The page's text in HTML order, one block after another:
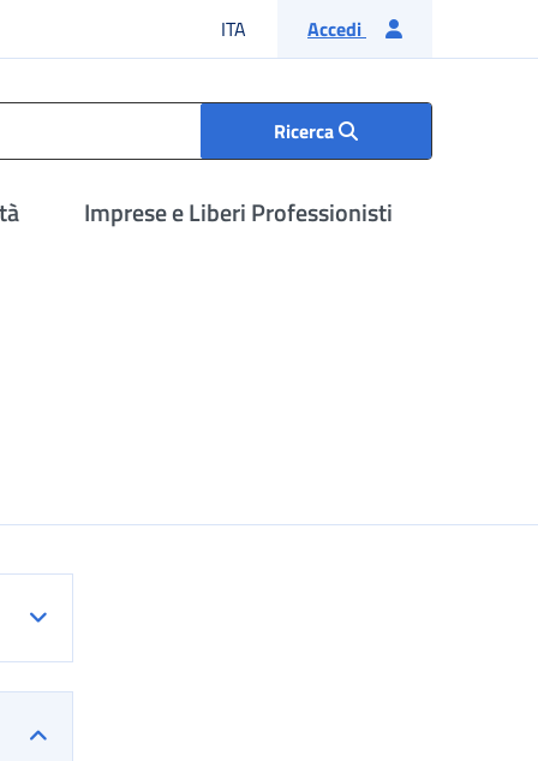
ITA Lingua italiana
Accedi
Ricerca
Imprese e Liberi Professionisti